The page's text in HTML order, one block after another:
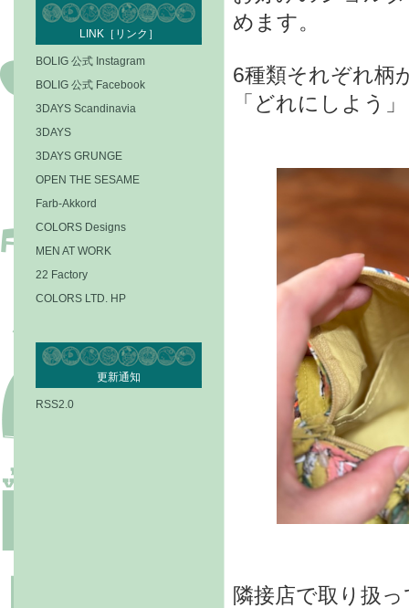
めます。
6種類それぞれ柄
「どれにしよう
隣接店で取り扱
LINK［リンク］
BOLIG 公式 Instagram
BOLIG 公式 Facebook
3DAYS Scandinavia
3DAYS
3DAYS GRUNGE
OPEN THE SESAME
Farb-Akkord
COLORS Designs
MEN AT WORK
22 Factory
COLORS LTD. HP
更新通知
RSS2.0